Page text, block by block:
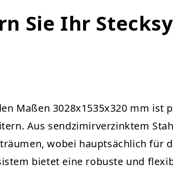
Sie Ihr
Maßen 3028x1535x320 mm ist
Aus sendzimirverzinktem
wobei hauptsächlich für
bietet eine robuste und